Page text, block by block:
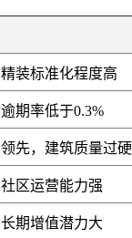
装标准化程度高
期率低于0.3%
先，建筑质量过硬
区运营能力强
期增值潜力大